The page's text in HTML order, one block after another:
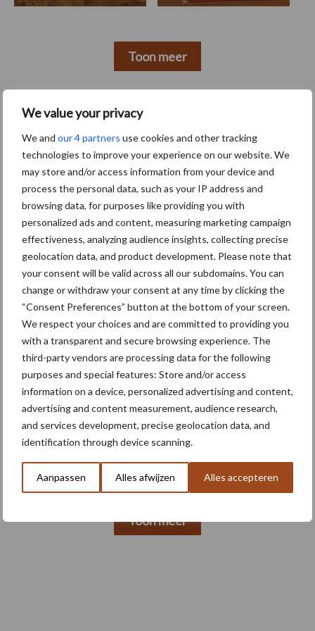
We value your privacy
We and our 4 partners use cookies and other tracking
technologies to improve your experience on our website. We
may store and/or access information from your device and
process the personal data, such as your IP address and
browsing data, for purposes like providing you with
personalized ads and content, measuring marketing campaign
effectiveness, analyzing audience insights, collecting precise
geolocation data, and product development. Please note that
your consent will be valid across all our subdomains. You can
change or withdraw your consent at any time by clicking the
“Consent Preferences” button at the bottom of your screen.
We respect your choices and are committed to providing you
with a transparent and secure browsing experience. The
third-party vendors are processing data for the following
purposes and special features: Store and/or access
information on a device, personalized advertising and content,
advertising and content measurement, audience research,
and services development, precise geolocation data, and
identification through device scanning.
Aanpassen Alles afwijzen Alles accepteren
Primaire
Sidebar
Recent nieuws
6 aug
"Hoge verwachtingen van schijven
5 aug
Oogst biologische aardappelen in
volle gang
5 aug
Nieuwe compacte gedragen
pootcombinatie van AVR
4 aug Bruggen bouwen naar Oost-Europa
3 aug
Homburg en Escarda beëindigen
samenwerking
Toon meer
Toon meer